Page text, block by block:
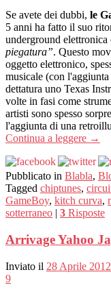
Se avete dei dubbi, le
5 anni ha fatto il suo
underground
piegatura”. Questo
oggetto elettronico,
musicale (con
dettatura uno Texas
volte in fasi come
artisti sono spesso
l'aggiunta di una
Continua a leggere →
Pubblicato in Blabla,
Tagged chiptunes,
GameBoy, kitch curva,
sotterraneo | 3 Risposte
Arrivage Yahoo
Inviato il 28 Aprile 2012
9